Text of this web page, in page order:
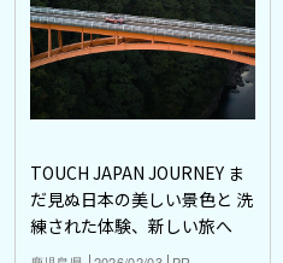
TOUCH JAPAN JOURNEY ま
だ見ぬ日本の美しい景色と 洗
練された体験、新しい旅へ